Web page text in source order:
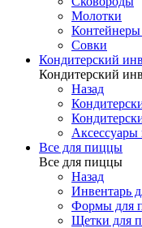
Молотки
Контейнеры
Совки
Кондитерский
Кондитерский
Назад
Аксессуары
Все для пиццы
Все для пиццы
Назад
Инвентарь
Формы для
Щетки для